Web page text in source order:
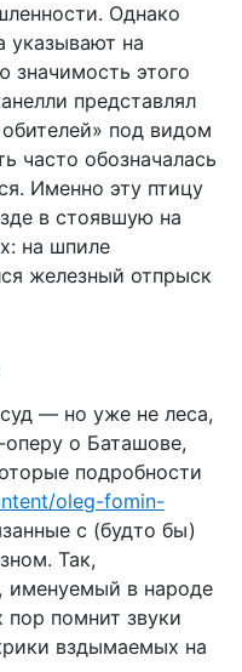
Однако
указывают на
значимость этого
представлял
под видом
часто обозначалась
Именно эту птицу
в стоявшую на
на шпиле
железный отпрыск
— но уже не леса,
о Баташове,
подробности
oleg-fomin-
с (будто бы)
Так,
в народе
помнит звуки
вздымаемых на